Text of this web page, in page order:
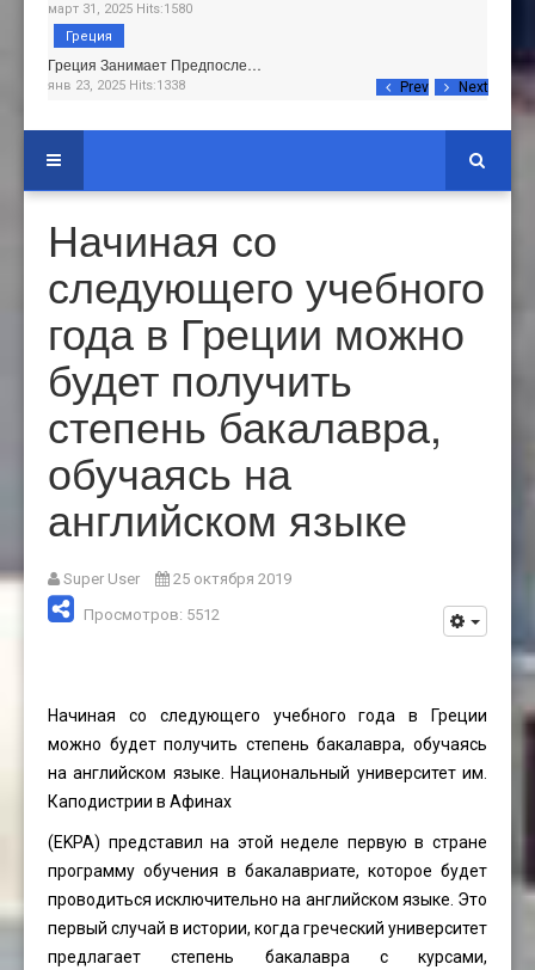
Prev Next
март 31, 2025 Hits:1580
Греция Занимает Предпосле…
янв 23, 2025 Hits:1338
Греция
Начиная со
следующего учебного
года в Греции можно
будет получить
степень бакалавра,
обучаясь на
английском языке
Super User
25 октября 2019
Просмотров: 5512
Начиная со следующего учебного года в Греции
можно будет получить степень бакалавра, обучаясь
на английском языке. Национальный университет им.
Каподистрии в Афинах
(EKPA) представил на этой неделе первую в стране
программу обучения в бакалавриате, которое будет
проводиться исключительно на английском языке. Это
первый случай в истории, когда греческий университет
предлагает степень бакалавра с курсами,